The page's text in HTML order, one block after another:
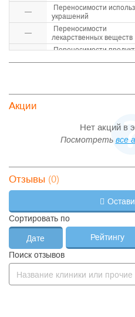
—
Переносимости
украшений
—
Переносимости
лекарственных веществ
Переносимости
— Повторный прием
Акции
Нет акций в
Посмотреть все
Отзывы (0)
Сортировать по
Дате Рейтингу
Поиск отзывов